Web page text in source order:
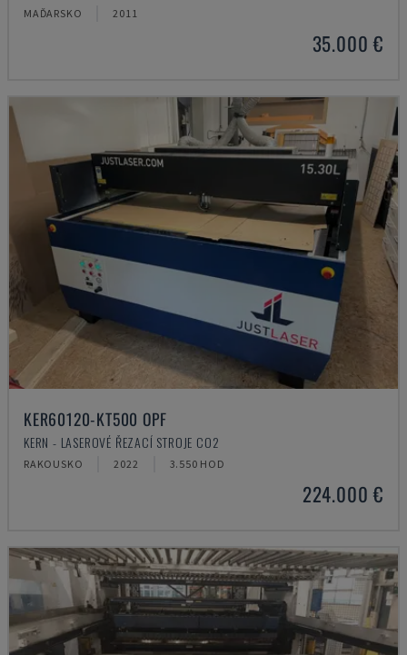
MAĎARSKO 2011
35.000 €
KER60120-KT500 OPF
KERN - LASEROVÉ ŘEZACÍ STROJE CO2
RAKOUSKO 2022 3.550 HOD
224.000 €